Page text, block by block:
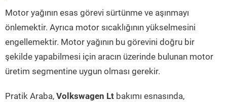
Motor yağının esas görevi sürtünme ve aşınmayı
önlemektir. Ayrıca motor sıcaklığının yükselmesini
engellemektir. Motor yağının bu görevini doğru bir
şekilde yapabilmesi için aracın üzerinde bulunan motor
üretim segmentine uygun olması gerekir.
Pratik Araba, Volkswagen Lt bakımı esnasında,